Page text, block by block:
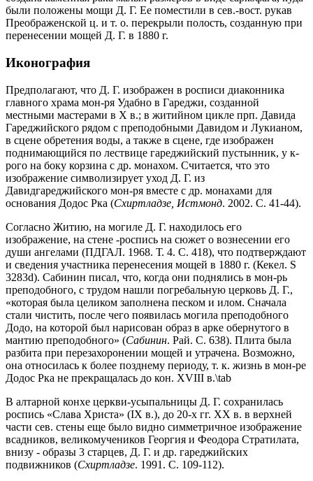
были положены мощи Д. Г. Ее поместили в сев.-вост. рукав
Преображенской ц. и т. о. перекрыли полость, созданную при
перенесении мощей Д. Г. в 1880 г.
Иконография
Предполагают, что Д. Г. изображен в росписи диаконника
главного храма мон-ря Удабно в Гареджи, созданной
местными мастерами в X в.; в житийном цикле прп. Давида
Гареджийского рядом с преподобными Давидом и Лукианом,
в сцене обретения воды, а также в сцене, где изображен
поднимающийся по лествице гареджийский пустынник, у к-
рого на боку корзина с др. монахом. Считается, что это
изображение символизирует уход Д. Г. из
Давидгареджийского мон-ря вместе с др. монахами для
основания Додос Рка (Схиртладзе, Истмонд. 2002. С. 41-44).
Согласно Житию, на могиле Д. Г. находилось его
изображение, на стене -роспись на сюжет о вознесении его
души ангелами (ПДГАЛ. 1968. Т. 4. С. 418), что подтверждают
и сведения участника перенесения мощей в 1880 г. (Кекел. S
3283d). Сабинин писал, что, когда они поднялись в мон-рь
преподобного, с трудом нашли погребальную церковь Д. Г.,
«которая была целиком заполнена песком и илом. Сначала
стали чистить, после чего появилась могила преподобного
Додо, на которой был нарисован образ в арке обернутого в
мантию преподобного» (Сабинин. Рай. С. 638). Плита была
разбита при перезахоронении мощей и утрачена. Возможно,
она относилась к более позднему периоду, т. к. жизнь в мон-ре
Додос Рка не прекращалась до кон. XVIII в.\tab
В алтарной конхе церкви-усыпальницы Д. Г. сохранилась
роспись «Слава Христа» (IX в.), до 20-х гг. ХХ в. в верхней
части сев. стены еще было видно симметричное изображение
всадников, великомучеников Георгия и Феодора Стратилата,
внизу - образы 3 старцев, Д. Г. и др. гареджийских
подвижников (Схиртладзе. 1991. С. 109-112).